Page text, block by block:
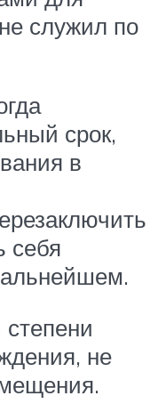
служил по
срок,
в
себя
не